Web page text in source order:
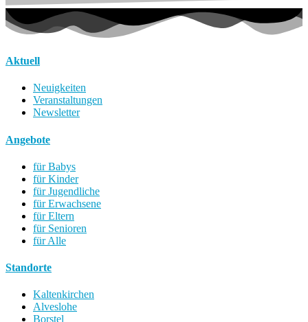
Aktuell
Neuigkeiten
Veranstaltungen
Newsletter
Angebote
für Babys
für Kinder
für Jugendliche
für Erwachsene
für Eltern
für Senioren
für Alle
Standorte
Kaltenkirchen
Alveslohe
Borstel